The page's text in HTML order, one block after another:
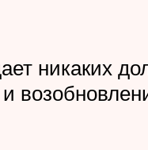
никаких